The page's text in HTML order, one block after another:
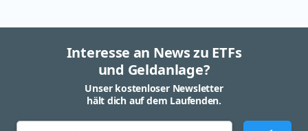
Interesse an News zu ETFs
und Geldanlage?
Unser kostenloser Newsletter
hält dich auf dem Laufenden.